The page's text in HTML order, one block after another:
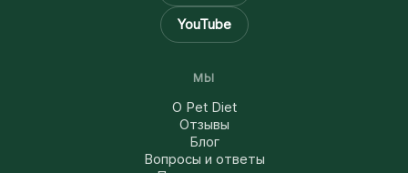
YouTube
МЫ
О Pet Diet
Отзывы
Блог
Вопросы и ответы